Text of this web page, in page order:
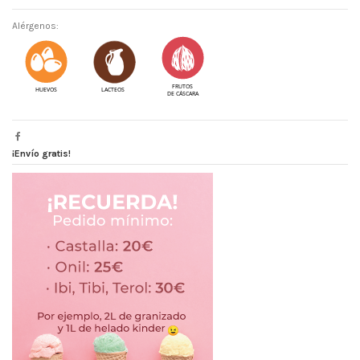
Alérgenos:
¡Envío gratis!